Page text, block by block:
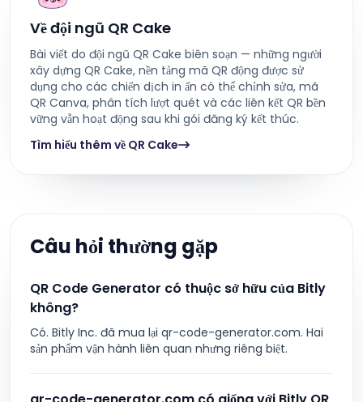
Về đội ngũ QR Cake
Bài viết do đội ngũ QR Cake biên soạn — những người
xây dựng QR Cake, nền tảng mã QR động được sử
dụng cho các chiến dịch in ấn có thể chỉnh sửa, mã
QR Canva, phân tích lượt quét và các liên kết QR bền
vững vẫn hoạt động sau khi gói đăng ký kết thúc.
Tìm hiểu thêm về QR Cake
Câu hỏi thường gặp
QR Code Generator có thuộc sở hữu của Bitly
không?
Có. Bitly Inc. đã mua lại qr-code-generator.com. Hai
sản phẩm vận hành liên quan nhưng riêng biệt.